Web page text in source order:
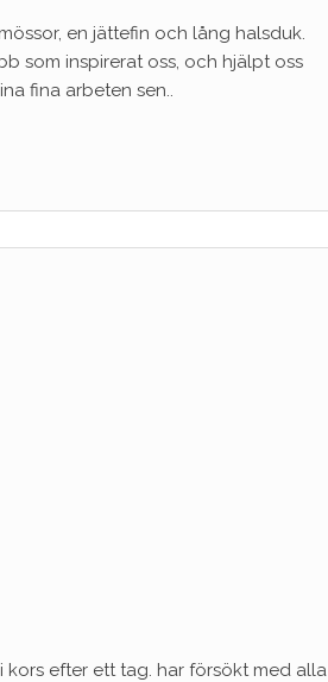
en jättefin och lång halsduk.
som inspirerat oss, och hjälpt oss
fina arbeten sen..
kors efter ett tag. har försökt med alla